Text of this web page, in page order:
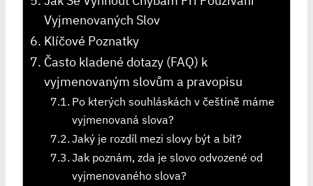
Vyjmenovaných ⁤Slov
Klíčové Poznatky
Často kladené dotazy (FAQ) k
vyjmenovaným slovům a pravopisu
Po kterých souhláskách v češtině máme
vyjmenovaná slova?
Jaký je rozdíl mezi slovy být a bít?
Jak poznám, zda je slovo odvozené od
vyjmenovaného slova?